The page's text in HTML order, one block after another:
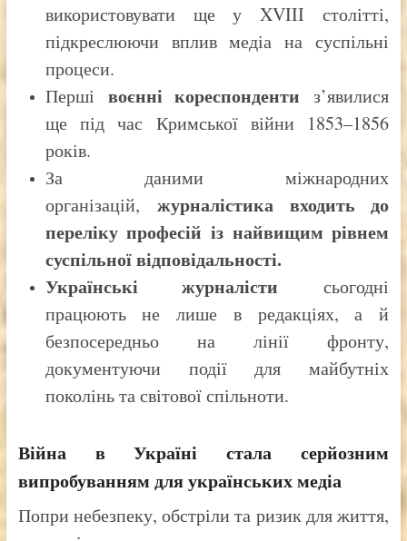
використовувати ще у XVIII столітті,
підкреслюючи вплив медіа на суспільні
процеси.
Перші воєнні кореспонденти з’явилися
ще під час Кримської війни 1853–1856
років.
За даними міжнародних
організацій,журналістика входить до
переліку професій із найвищим рівнем
суспільної відповідальності.
Українські журналісти сьогодні
працюють не лише в редакціях, а й
безпосередньо на лінії фронту,
документуючи події для майбутніх
поколінь та світової спільноти.
Війна в Україні стала серйозним
випробуванням для українських медіа
Попри небезпеку, обстріли та ризик для життя,